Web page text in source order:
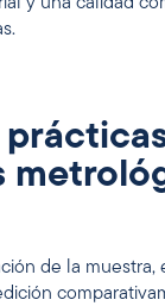
de la muestra,